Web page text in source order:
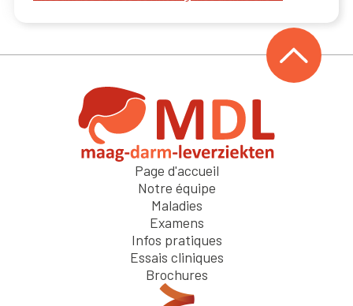
Page d'accueil
Notre équipe
Maladies
Examens
Infos pratiques
Essais cliniques
Brochures